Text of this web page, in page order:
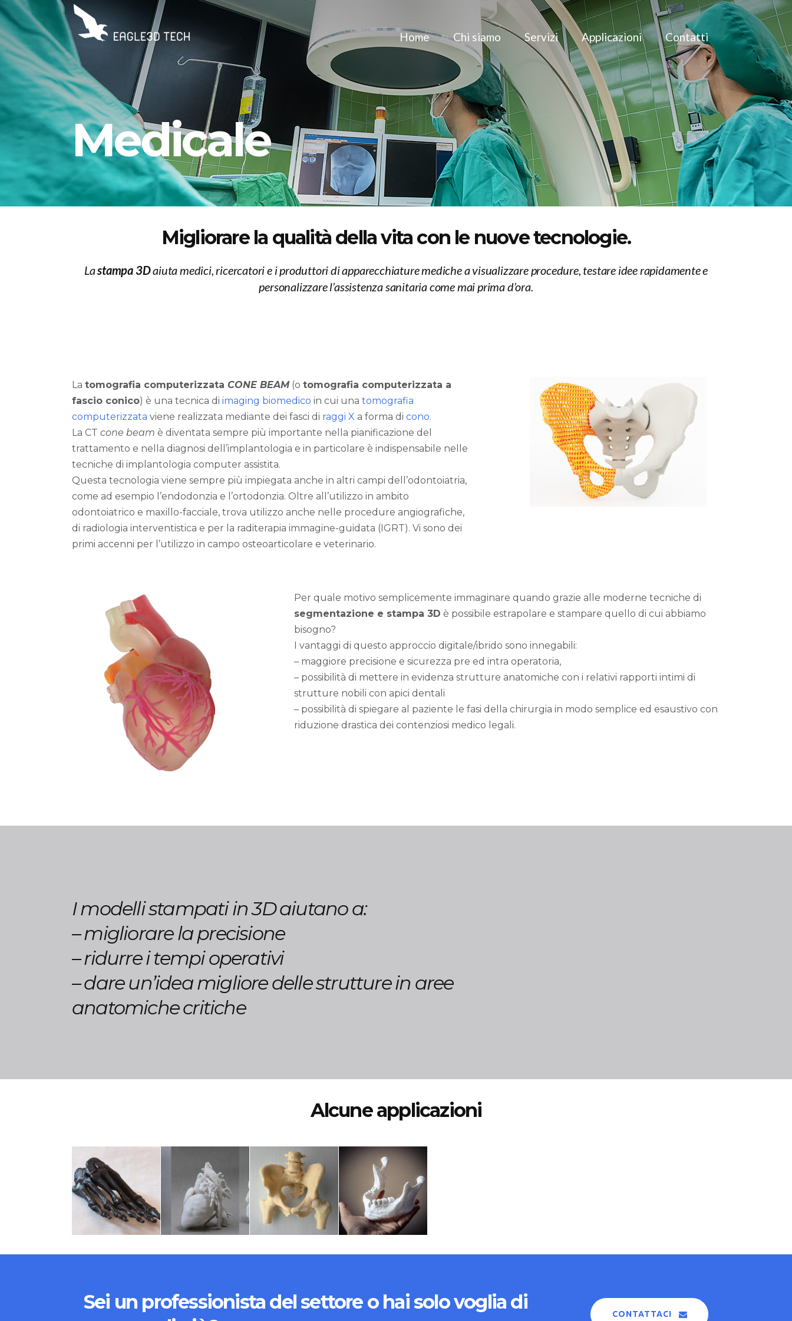
Home Chi siamo Servizi Applicazioni Contatti
Medicale
Migliorare la qualità della vita con le nuove tecnologie.
Lastampa 3Daiuta medici, ricercatori e i produttori di apparecchiature mediche a visualizzare procedure, testare idee rapidamente e
personalizzare l’assistenza sanitaria come mai prima d’ora.
La tomografia computerizzata CONE BEAM(o tomografia computerizzata a
fascio conico) è una tecnica di imaging biomedico in cui una tomografia
computerizzata viene realizzata mediante dei fasci di raggi X a forma di cono.
La CT cone beam è diventata sempre più importante nella pianificazione del
trattamento e nella diagnosi dell’implantologia e in particolare è indispensabile nelle
tecniche di implantologia computer assistita.
Questa tecnologia viene sempre più impiegata anche in altri campi dell’odontoiatria,
come ad esempio l’endodonzia e l’ortodonzia. Oltre all’utilizzo in ambito
odontoiatrico e maxillo-facciale, trova utilizzo anche nelle procedure angiografiche,
di radiologia interventistica e per la raditerapia immagine-guidata (IGRT). Vi sono dei
primi accenni per l’utilizzo in campo osteoarticolare e veterinario.
Per quale motivo semplicemente immaginare quando grazie alle moderne tecniche di
segmentazione e stampa 3D è possibile estrapolare e stampare quello di cui abbiamo
bisogno?
I vantaggi di questo approccio digitale/ibrido sono innegabili:
– maggiore precisione e sicurezza pre ed intra operatoria,
– possibilità di mettere in evidenza strutture anatomiche con i relativi rapporti intimi di
strutture nobili con apici dentali
– possibilità di spiegare al paziente le fasi della chirurgia in modo semplice ed esaustivo con
riduzione drastica dei contenziosi medico legali.
I modelli stampati in 3D aiutano a:
– migliorare la precisione
– ridurre i tempi operativi
– dare un’idea migliore dellestrutture in aree
anatomiche critiche
Alcune applicazioni
Sei un professionista del settore o hai solo voglia di
CONTATTACI